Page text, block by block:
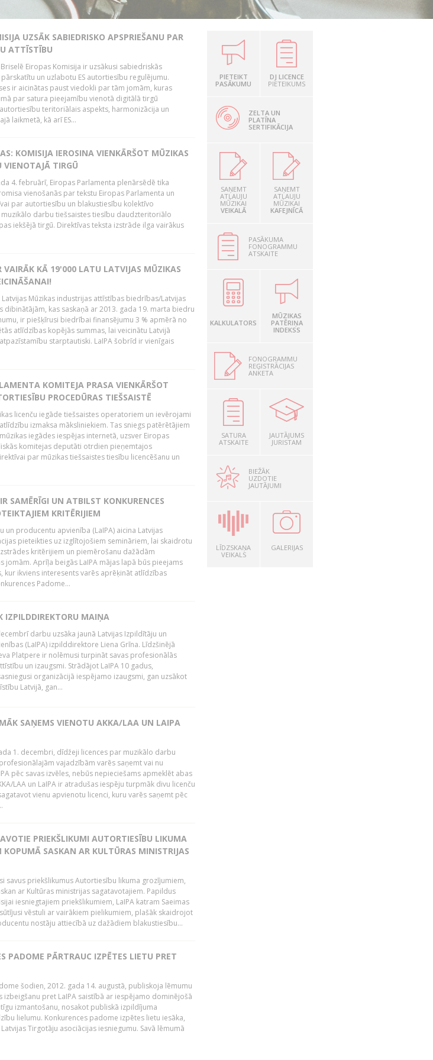
UZSĀK SABIEDRISKO APSPRIEŠANU PAR
ATTĪSTĪBU
Eiropas Komisija ir uzsākusi sabiedriskās
un uzlabotu ES autortiesību regulējumu.
ir aicinātas paust viedokli par tām jomām, kuras
par satura pieejamību vienotā digitālā tirgū
autortiesību teritoriālais aspekts, harmonizācija un
laikmetā, kā arī ES...
KOMISIJA IEROSINA VIENKĀRŠOT MŪZIKAS
VIENOTAJĀ TIRGŪ
4. februārī, Eiropas Parlamenta plenārsēdē tika
vienošanās par tekstu Eiropas Parlamenta un
par autortiesību un blakustiesību kolektīvo
darbu tiešsaistes tiesību daudzteritoriālo
iekšējā tirgū. Direktīvas teksta izstrāde ilga vairākus
VAIRĀK KĀ 19'000 LATU LATVIJAS MŪZIKAS
Latvijas Mūzikas industrijas attīstības biedrības/Latvijas
dibinātājām, kas saskaņā ar 2013. gada 19. marta biedru
ir piešķīrusi biedrībai finansējumu 3 % apmērā no
atlīdzības kopējās summas, lai veicinātu Latvijā
starptautiski. LaIPA šobrīd ir vienīgais
KOMITEJA PRASA VIENKĀRŠOT
PROCEDŪRAS TIEŠSAISTĒ
licenču iegāde tiešsaistes operatoriem un ievērojami
izmaksa māksliniekiem. Tas sniegs patērētājiem
iegādes iespējas internetā, uzsver Eiropas
komitejas deputāti otrdien pieņemtajos
par mūzikas tiešsaistes tiesību licencēšanu un
SAMĒRĪGI UN ATBILST KONKURENCES
KRITĒRIJIEM
un producentu apvienība (LaIPA) aicina Latvijas
pieteikties uz izglītojošiem semināriem, lai skaidrotu
kritērijiem un piemērošanu dažādām
jomām. Aprīļa beigās LaIPA mājas lapā būs pieejams
kur ikviens interesents varēs aprēķināt atlīdzības
Padome...
IZPILDDIREKTORU MAIŅA
darbu uzsāka jaunā Latvijas Izpildītāju un
(LaIPA) izpilddirektore Liena Grīna. Līdzšinējā
Platpere ir nolēmusi turpināt savas profesionālās
un izaugsmi. Strādājot LaIPA 10 gadus,
organizācijā iespējamo izaugsmi, gan uzsākot
Latvijā, gan...
SAŅEMS VIENOTU AKKA/LAA UN LAIPA
1. decembri, dīdžeji licences par muzikālo darbu
vajadzībām varēs saņemt vai nu
pēc savas izvēles, nebūs nepieciešams apmeklēt abas
LAA un LaIPA ir atradušas iespēju turpmāk divu licenču
vienu apvienotu licenci, kuru varēs saņemt pēc
PRIEKŠLIKUMI AUTORTIESĪBU LIKUMA
KOPUMĀ SASKAN AR KULTŪRAS MINISTRIJAS
savus priekšlikumus Autortiesību likuma grozījumiem,
ar Kultūras ministrijas sagatavotajiem. Papildus
iesniegtajiem priekšlikumiem, LaIPA katram Saeimas
vēstuli ar vairākiem pielikumiem, plašāk skaidrojot
nostāju attiecībā uz dažādiem blakustiesību...
PADOME PĀRTRAUC IZPĒTES LIETU PRET
šodien, 2012. gada 14. augustā, publiskoja lēmumu
izbeigšanu pret LaIPA saistībā ar iespējamo dominējošā
izmantošanu, nosakot publiskā izpildījuma
lielumu. Konkurences padome izpētes lietu iesāka,
Tirgotāju asociācijas iesniegumu. Savā lēmumā
PIETEIKT
PASĀKUMU
DJ LICENCE
PIETEIKUMS
ZELTA UN
PLATĪNA
SERTIFIKĀCIJA
SAŅEMT
ATĻAUJU
MŪZIKAI
VEIKALĀ
SAŅEMT
ATĻAUJU
MŪZIKAI
KAFEJNĪCĀ
PASĀKUMA
FONOGRAMMU
ATSKAITE
KALKULATORS
MŪZIKAS
PATĒRIŅA
INDEKSS
FONOGRAMMU
REĢISTRĀCIJAS
ANKETA
SATURA
ATSKAITE
JAUTĀJUMS
JURISTAM
BIEŽĀK
UZDOTIE
JAUTĀJUMI
LĪDZSKAŅA
VEIKALS
GALERIJAS